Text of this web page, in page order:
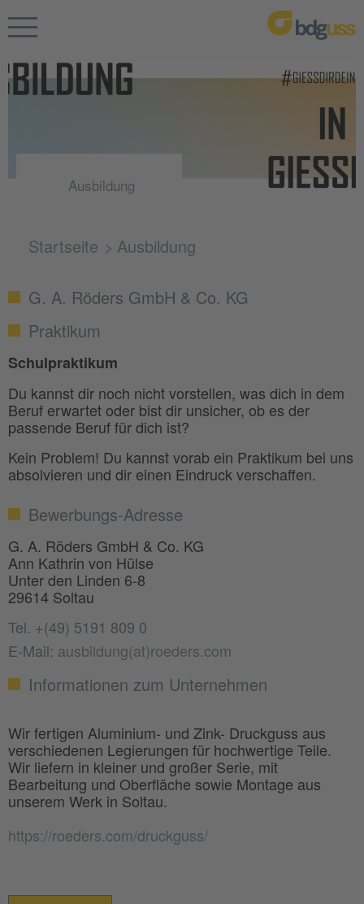
Ausbildung
Startseite Ausbildung
G. A. Röders GmbH & Co. KG
Praktikum
Schulpraktikum
Du kannst dir noch nicht vorstellen, was dich in dem
Beruf erwartet oder bist dir unsicher, ob es der
passende Beruf für dich ist?
Kein Problem! Du kannst vorab ein Praktikum bei uns
absolvieren und dir einen Eindruck verschaffen.
Bewerbungs-Adresse
G. A. Röders GmbH & Co. KG
Ann Kathrin von Hülse
Unter den Linden 6-8
29614 Soltau
Tel. +(49) 5191 809 0
E-Mail: ausbildung(at)roeders.com
Informationen zum Unternehmen
Wir fertigen Aluminium- und Zink- Druckguss aus
verschiedenen Legierungen für hochwertige Teile.
Wir liefern in kleiner und großer Serie, mit
Bearbeitung und Oberfläche sowie Montage aus
unserem Werk in Soltau.
https://roeders.com/druckguss/